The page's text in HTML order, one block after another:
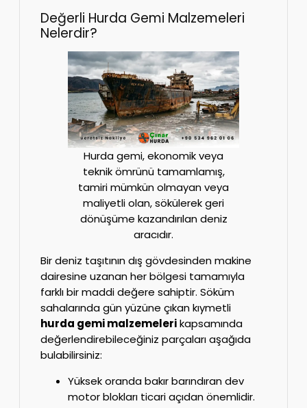
Değerli Hurda Gemi Malzemeleri
Nelerdir?
Hurda gemi, ekonomik veya
teknik ömrünü tamamlamış,
tamiri mümkün olmayan veya
maliyetli olan, sökülerek geri
dönüşüme kazandırılan deniz
aracıdır.
Bir deniz taşıtının dış gövdesinden makine
dairesine uzanan her bölgesi tamamıyla
farklı bir maddi değere sahiptir. Söküm
sahalarında gün yüzüne çıkan kıymetli
hurda gemi malzemelerikapsamında
değerlendirebileceğiniz parçaları aşağıda
bulabilirsiniz:
Yüksek oranda bakır barındıran dev
motor blokları ticari açıdan önemlidir.